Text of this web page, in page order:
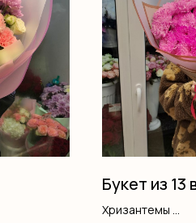
Букет из 13
Хризантемы